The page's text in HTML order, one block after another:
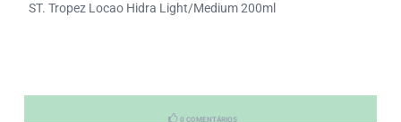
ST. Tropez Locao Hidra Light/Medium 200ml
0 COMENTÁRIOS